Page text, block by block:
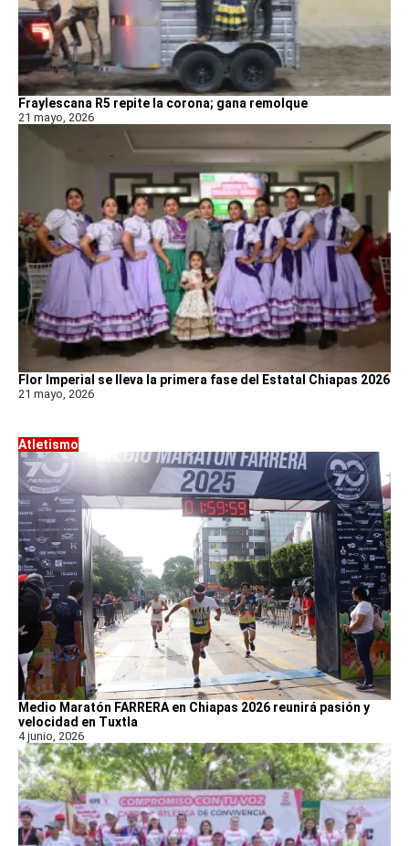
Fraylescana R5 repite la corona; gana remolque
21 mayo, 2026
Flor Imperial se lleva la primera fase del Estatal Chiapas 2026
21 mayo, 2026
Atletismo
Medio Maratón FARRERA en Chiapas 2026 reunirá pasión y
velocidad en Tuxtla
4 junio, 2026